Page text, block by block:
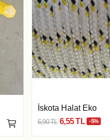
İskota Halat Eko
6,90 TL 6,55 TL -5%